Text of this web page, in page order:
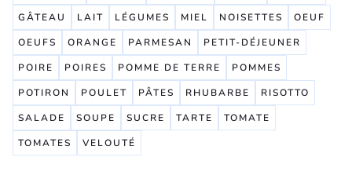
GÂTEAU
LAIT LÉGUMES MIEL NOISETTES
OEUF
OEUFS
ORANGE PARMESAN
PETIT-DÉJEUNER
POIRE
POIRES POMME DE TERRE
POMMES
POTIRON
POULET PÂTES RHUBARBE
RISOTTO
SALADE
SOUPE SUCRE TARTE
TOMATE
TOMATES
VELOUTÉ